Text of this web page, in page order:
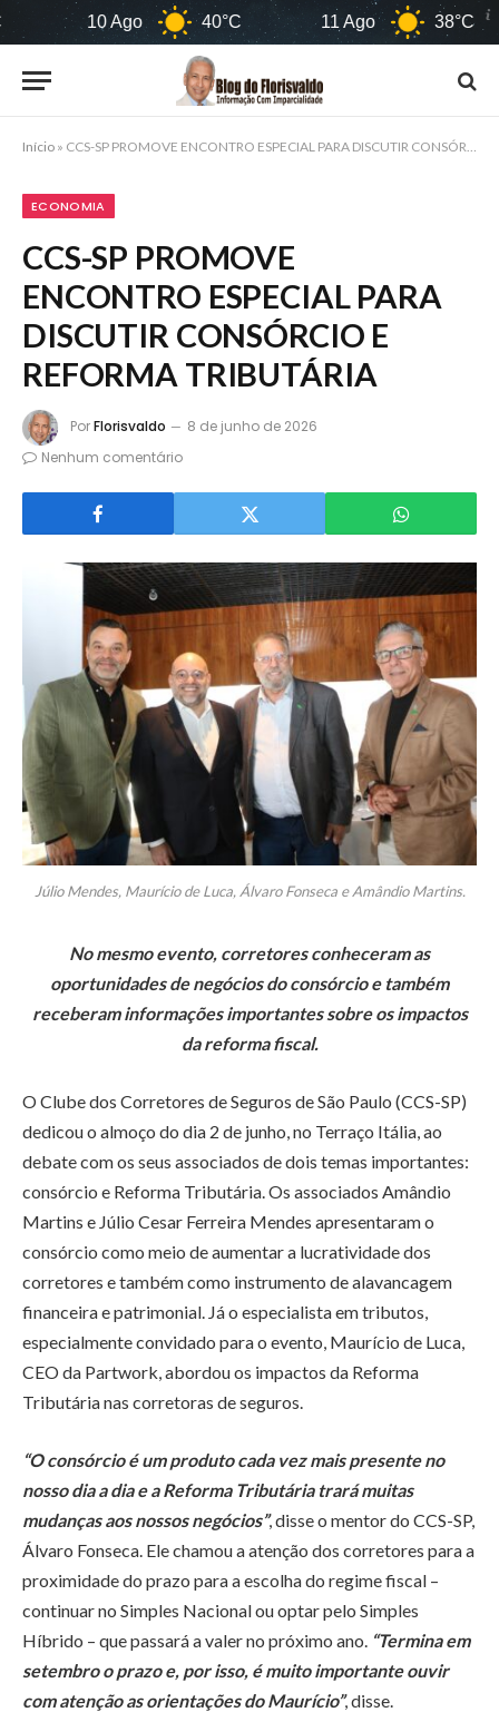
40°C 11 Ago 38°C
Início » CCS-SP PROMOVE ENCONTRO ESPECIAL PARA DISCUTIR CONSÓRCIO E REFORMA TRIBUTÁRIA
ECONOMIA
CCS-SP PROMOVE
ENCONTRO ESPECIAL PARA
DISCUTIR CONSÓRCIO E
REFORMA TRIBUTÁRIA
PorFlorisvaldo
8 de junho de 2026
Nenhum comentário
Júlio Mendes, Maurício de Luca, Álvaro Fonseca e Amândio Martins.
No mesmo evento, corretores conheceram as
oportunidades de negócios do consórcio e também
receberam informações importantes sobre os impactos
da reforma fiscal.
O Clube dos Corretores de Seguros de São Paulo (CCS-SP)
dedicou o almoço do dia 2 de junho, no Terraço Itália, ao
debate com os seus associados de dois temas importantes:
consórcio e Reforma Tributária. Os associados Amândio
Martins e Júlio Cesar Ferreira Mendes apresentaram o
consórcio como meio de aumentar a lucratividade dos
corretores e também como instrumento de alavancagem
financeira e patrimonial. Já o especialista em tributos,
especialmente convidado para o evento, Maurício de Luca,
CEO da Partwork, abordou os impactos da Reforma
Tributária nas corretoras de seguros.
“O consórcio é um produto cada vez mais presente no
nosso dia a dia e a Reforma Tributária trará muitas
mudanças aos nossos negócios”, disse o mentor do CCS-SP,
Álvaro Fonseca. Ele chamou a atenção dos corretores para a
proximidade do prazo para a escolha do regime fiscal –
continuar no Simples Nacional ou optar pelo Simples
Híbrido – que passará a valer no próximo ano. “Termina em
setembro o prazo e, por isso, é muito importante ouvir
com atenção as orientações do Maurício”, disse.